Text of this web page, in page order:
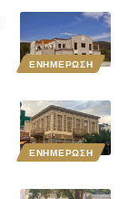
ΕΝΗΜΕΡΩΣΗ
ΕΝΗΜΕΡΩΣΗ